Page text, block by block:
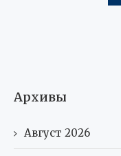
Архивы
Август 2026